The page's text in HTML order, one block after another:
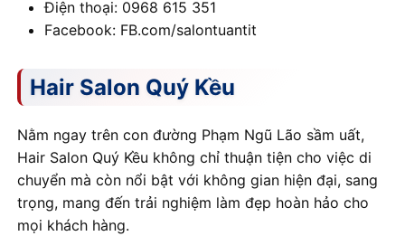
Điện thoại: 0968 615 351
Facebook: FB.com/salontuantit
Hair Salon Quý Kều
Nằm ngay trên con đường Phạm Ngũ Lão sầm uất,
Hair Salon Quý Kều không chỉ thuận tiện cho việc di
chuyển mà còn nổi bật với không gian hiện đại, sang
trọng, mang đến trải nghiệm làm đẹp hoàn hảo cho
mọi khách hàng.